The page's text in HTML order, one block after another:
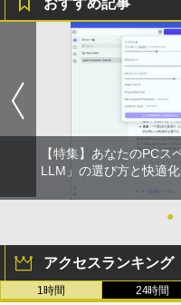
【特集】あなたのPC
LLM」の選び方と快適
●
アクセスランキング
1時間 24時間